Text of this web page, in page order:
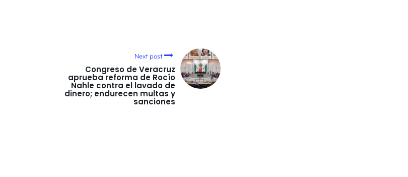
Next post
Congreso de Veracruz
aprueba reforma de Rocío
Nahle contra el lavado de
dinero; endurecen multas y
sanciones